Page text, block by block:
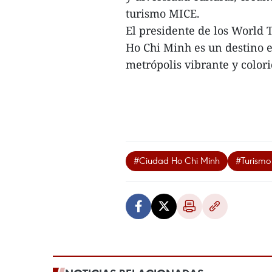
turismo MICE.
El presidente de los World
Ho Chi Minh es un destino
metrópolis vibrante y
#Ciudad Ho Chi Minh